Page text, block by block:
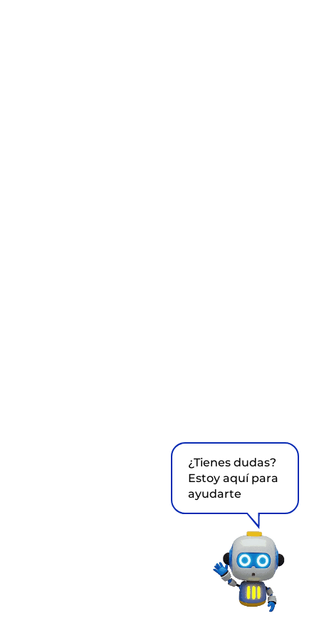
¿Tienes dudas?
Estoy aquí para
ayudarte